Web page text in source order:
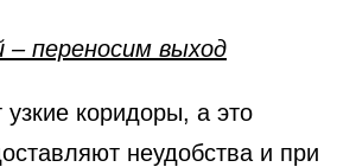
переносим выход
коридоры, а это
неудобства и при